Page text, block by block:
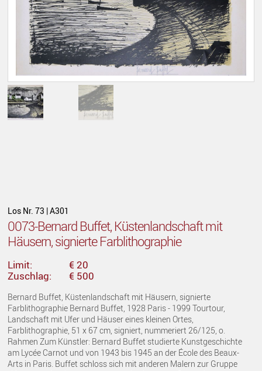
Los Nr. 73 | A301
0073-Bernard Buffet, Küstenlandschaft mit
Häusern, signierte Farblithographie
Limit:
€ 20
Zuschlag:
€ 500
Bernard Buffet, Küstenlandschaft mit Häusern, signierte
Farblithographie Bernard Buffet, 1928 Paris - 1999 Tourtour,
Landschaft mit Ufer und Häuser eines kleinen Ortes,
Farblithographie, 51 x 67 cm, signiert, nummeriert 26/125, o.
Rahmen Zum Künstler: Bernard Buffet studierte Kunstgeschichte
am Lycée Carnot und von 1943 bis 1945 an der École des Beaux-
Arts in Paris. Buffet schloss sich mit anderen Malern zur Gruppe